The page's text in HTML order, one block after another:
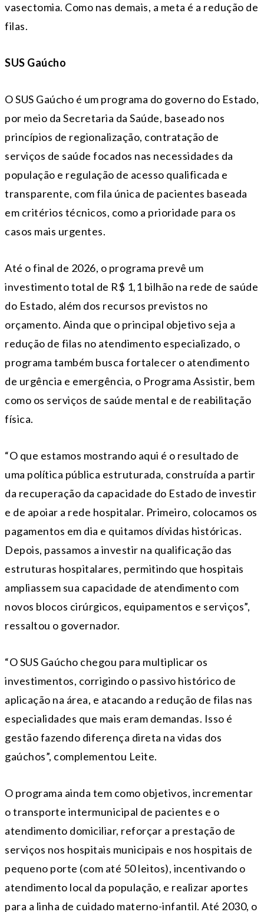
vasectomia. Como nas demais, a meta é a redução de
filas.
SUS Gaúcho
O SUS Gaúcho é um programa do governo do Estado,
por meio da Secretaria da Saúde, baseado nos
princípios de regionalização, contratação de
serviços de saúde focados nas necessidades da
população e regulação de acesso qualificada e
transparente, com fila única de pacientes baseada
em critérios técnicos, como a prioridade para os
casos mais urgentes.
Até o final de 2026, o programa prevê um
investimento total de R$ 1,1 bilhão na rede de saúde
do Estado, além dos recursos previstos no
orçamento. Ainda que o principal objetivo seja a
redução de filas no atendimento especializado, o
programa também busca fortalecer o atendimento
de urgência e emergência, o Programa Assistir, bem
como os serviços de saúde mental e de reabilitação
física.
“O que estamos mostrando aqui é o resultado de
uma política pública estruturada, construída a partir
da recuperação da capacidade do Estado de investir
e de apoiar a rede hospitalar. Primeiro, colocamos os
pagamentos em dia e quitamos dívidas históricas.
Depois, passamos a investir na qualificação das
estruturas hospitalares, permitindo que hospitais
ampliassem sua capacidade de atendimento com
novos blocos cirúrgicos, equipamentos e serviços”,
ressaltou o governador.
“O SUS Gaúcho chegou para multiplicar os
investimentos, corrigindo o passivo histórico de
aplicação na área, e atacando a redução de filas nas
especialidades que mais eram demandas. Isso é
gestão fazendo diferença direta na vidas dos
gaúchos”, complementou Leite.
O programa ainda tem como objetivos, incrementar
o transporte intermunicipal de pacientes e o
atendimento domiciliar, reforçar a prestação de
serviços nos hospitais municipais e nos hospitais de
pequeno porte (com até 50 leitos), incentivando o
atendimento local da população, e realizar aportes
para a linha de cuidado materno-infantil. Até 2030, o